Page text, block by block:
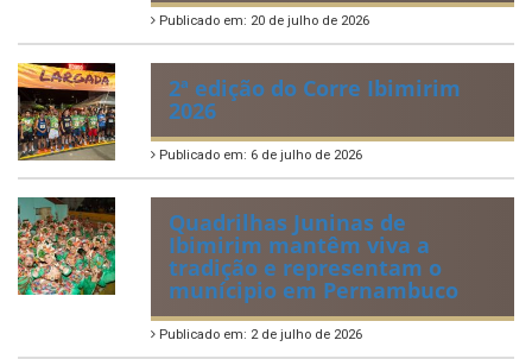
Adolescente
IBIPREV realiza entrega dos
Certificados de Honra ao
Mérito aos servidores
municipais
Publicado em: 20 de julho de 2026
2ª edição do Corre Ibimirim
2026